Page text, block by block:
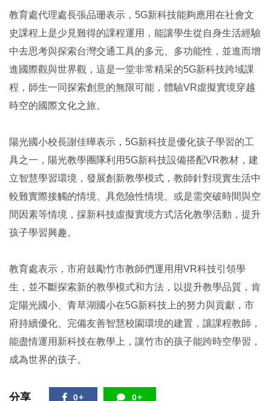
教育處代理處長張品珊表示，5G新科技能夠應用在社會文
史課程上是少見難得的課程運用，能讓學生從自身生活經驗
中去思考與探索台灣交通工具的多元、多功能性，並進而增
進國際觀與世界觀，這是一堂非常精采的5G新科技跨域課
程，師生一同探索創意的無限可能，體驗VR虛擬實境穿越
時空的國際文化之旅。
陽光國小校長謝佳曄表示，5G新科技是優化孩子學習的工
具之一，陽光教學團隊利用5G新科技設備搭配VR教材，建
立智慧學習環境，發展創新教學模式，教師針對現實生活中
較難實際接觸的情境、具危險性情境、或是需突破時間與空
間因素等情境，採新科技虛擬實境方式活化教學活動，提升
孩子學習興趣。
教育處表示，市府鼓勵竹市教師們運用用VR科技引領學
生，並不斷探索新的教學模式和方法，以提升教學品質，肯
定陽光國小、青草湖國小在5G新科技上的努力與貢獻，市
府持續優化、完備友善智慧校園環境的建置，讓課程教師，
能盡情運用新科技在教學上，讓竹市的孩子能跨時空學習，
成為世界的孩子。
分享 0+ 0+